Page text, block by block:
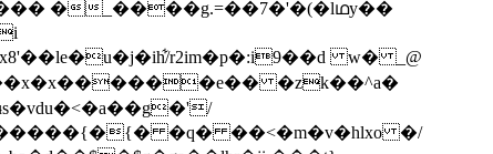
�_����g.=��7�'�(�lഥy��
r2im�p�:i9��d w� _@
�zk��^a�